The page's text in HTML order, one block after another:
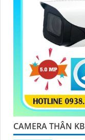
CAMERA THÂN